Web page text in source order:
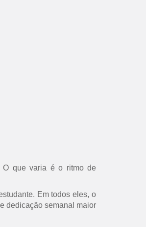
O que varia é o ritmo de
Em todos eles, o
dedicação semanal maior